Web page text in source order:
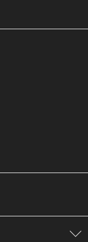
compte client à la